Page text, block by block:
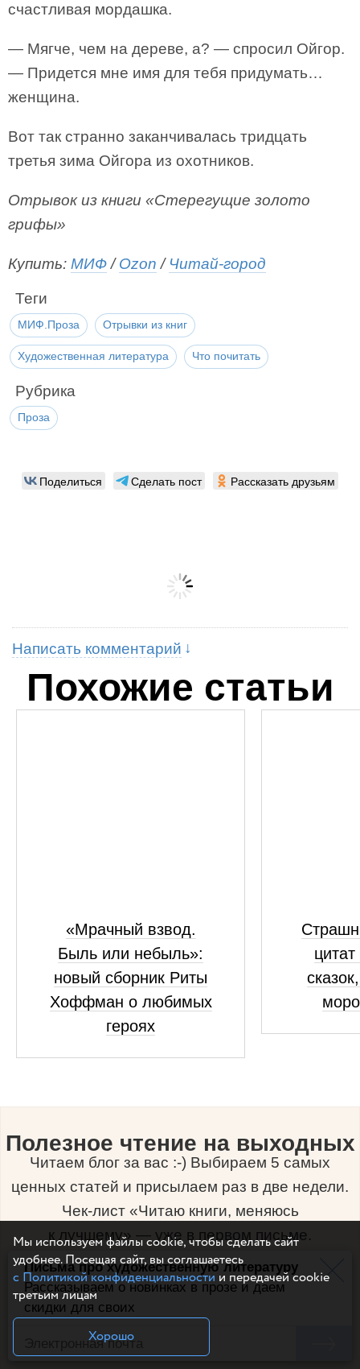
счастливая мордашка.
— Мягче, чем на дереве, а? — спросил Ойгор.
— Придется мне имя для тебя придумать…
женщина.
Вот так странно заканчивалась тридцать
третья зима Ойгора из охотников.
Отрывок из книги «Стерегущие золото
грифы»
Купить: МИФ/Ozon / Читай-город
Теги
МИФ.Проза Отрывки из книг
Художественная литература Что почитать
Рубрика
Проза
Письма про художественную литературу
Рассказываем о новинках в прозе и даем
скидки для своих
Поделиться Сделать пост Рассказать друзьям
Написать комментарий
Похожие статьи
«Мрачный взвод.
Быль или небыль»:
новый сборник Риты
Хоффман о любимых
героях
цитат
Полезное чтение на выходных
Читаем блог за вас :-) Выбираем 5 самых
ценных статей и присылаем раз в две недели.
Чек-лист «Читаю книги, меняюсь
к лучшему» — уже в первом письме.
Мы используем файлы cookie, чтобы сделать сайт
удобнее. Посещая сайт, вы соглашаетесь
с Политикой конфиденциальностии передачей cookie
третьим лицам
Хорошо